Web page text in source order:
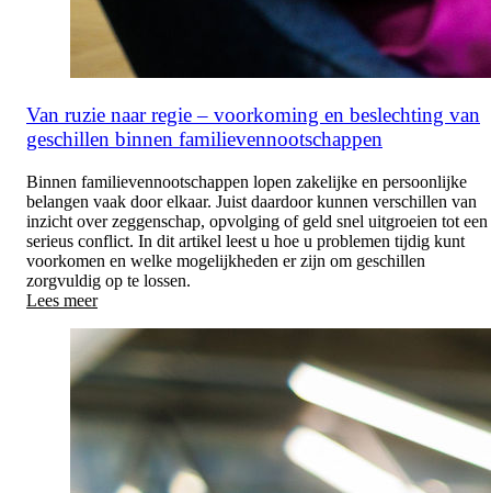
Van ruzie naar regie – voorkoming en beslechting van
geschillen binnen familievennootschappen
Binnen familievennootschappen lopen zakelijke en persoonlijke
belangen vaak door elkaar. Juist daardoor kunnen verschillen van
inzicht over zeggenschap, opvolging of geld snel uitgroeien tot een
serieus conflict. In dit artikel leest u hoe u problemen tijdig kunt
voorkomen en welke mogelijkheden er zijn om geschillen
zorgvuldig op te lossen.
Lees meer